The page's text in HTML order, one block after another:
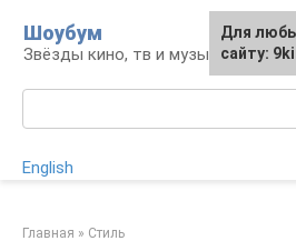
контенту
Шоубум
Звёзды кино, тв и музыки
English
Главная » Стиль
Для
сайту: